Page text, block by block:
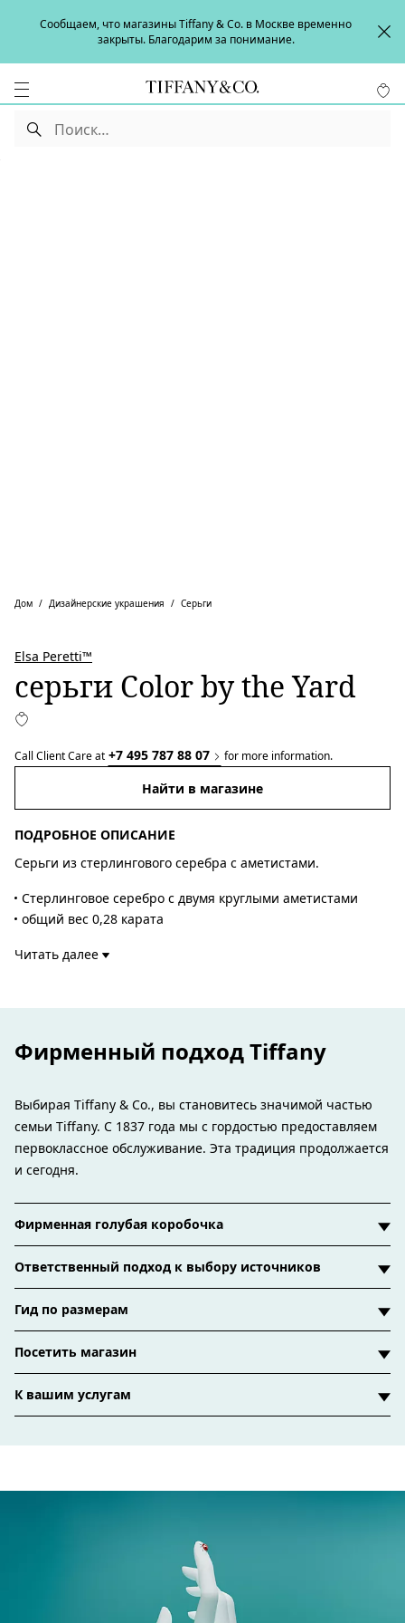
Сообщаем, что магазины Tiffany & Co. в Москве временно
закрыты. Благодарим за понимание.
Дом Дизайнерские украшения Серьги
Elsa Peretti™
серьги Color by the Yard
Call Client Care at +7 495 787 88 07 for more information.
Найти в магазине
ПОДРОБНОЕ ОПИСАНИЕ
Серьги из стерлингового серебра с аметистами.
Стерлинговое серебро с двумя круглыми аметистами
общий вес 0,28 карата
Номер изделия:60391386
Читать далее
Фирменный подход Tiffany
Выбирая Tiffany & Co., вы становитесь значимой частью
семьи Tiffany. С 1837 года мы с гордостью предоставляем
первоклассное обслуживание. Эта традиция продолжается
и сегодня.
Фирменная голубая коробочка
Ответственный подход к выбору источников
Гид по размерам
Посетить магазин
К вашим услугам